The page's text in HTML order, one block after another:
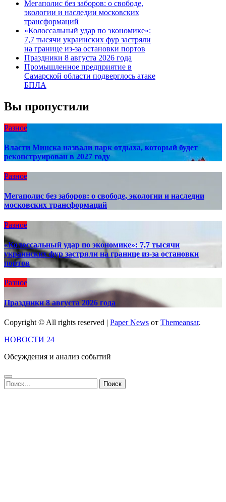
Мегаполис без заборов: о свободе,
экологии и наследии московских
трансформаций
«Колоссальный удар по экономике»:
7,7 тысячи украинских фур застряли
на границе из-за остановки портов
Праздники 8 августа 2026 года
Промышленное предприятие в
Самарской области подверглось атаке
БПЛА
Вы пропустили
Разное
Власти Минска назвали парк отдыха, который будет
реконструирован в 2027 году
Разное
Мегаполис без заборов: о свободе, экологии и наследии
московских трансформаций
Разное
«Колоссальный удар по экономике»: 7,7 тысячи
украинских фур застряли на границе из-за остановки
портов
Разное
Праздники 8 августа 2026 года
Copyright © All rights reserved | Paper News от Themeansar.
НОВОСТИ 24
Обсуждения и анализ событий
Найти: